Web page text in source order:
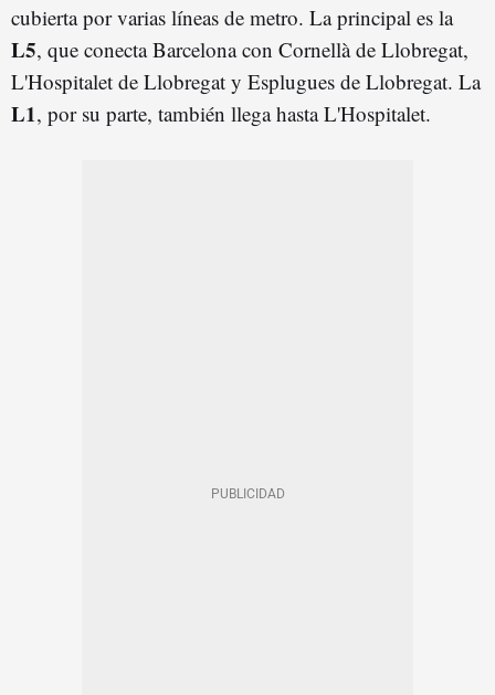
cubierta por varias líneas de metro. La principal es la
L5, que conecta Barcelona con Cornellà de Llobregat,
L'Hospitalet de Llobregat y Esplugues de Llobregat. La
L1, por su parte, también llega hasta L'Hospitalet.